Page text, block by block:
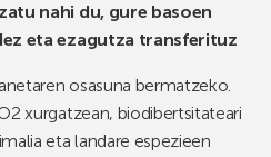
nahi du, gure basoen
eta ezagutza transferituz
osasuna bermatzeko.
xurgatzean, biodibertsitateari
eta landare espezieen